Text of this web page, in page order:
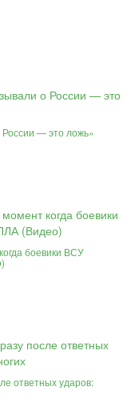
России — это ложь»
боевики ВСУ
ответных ударов: